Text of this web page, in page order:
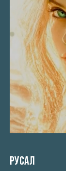
Русал